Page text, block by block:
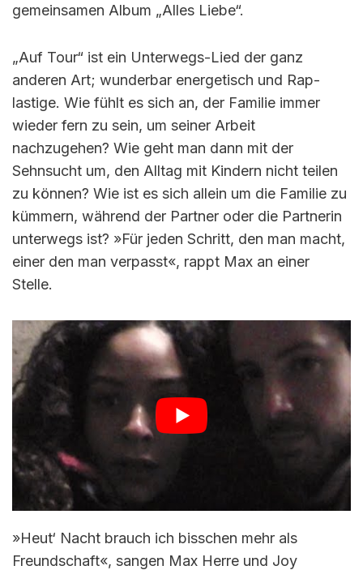
gemeinsamen Album „Alles Liebe“.
„Auf Tour“ ist ein Unterwegs-Lied der ganz
anderen Art; wunderbar energetisch und Rap-
lastige. Wie fühlt es sich an, der Familie immer
wieder fern zu sein, um seiner Arbeit
nachzugehen? Wie geht man dann mit der
Sehnsucht um, den Alltag mit Kindern nicht teilen
zu können? Wie ist es sich allein um die Familie zu
kümmern, während der Partner oder die Partnerin
unterwegs ist? »Für jeden Schritt, den man macht,
einer den man verpasst«, rappt Max an einer
Stelle.
»Heut‘ Nacht brauch ich bisschen mehr als
Freundschaft«, sangen Max Herre und Joy